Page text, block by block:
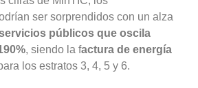
ser sorprendidos con un alza
públicos que oscila
, siendo la factura de energía
los estratos 3, 4, 5 y 6.